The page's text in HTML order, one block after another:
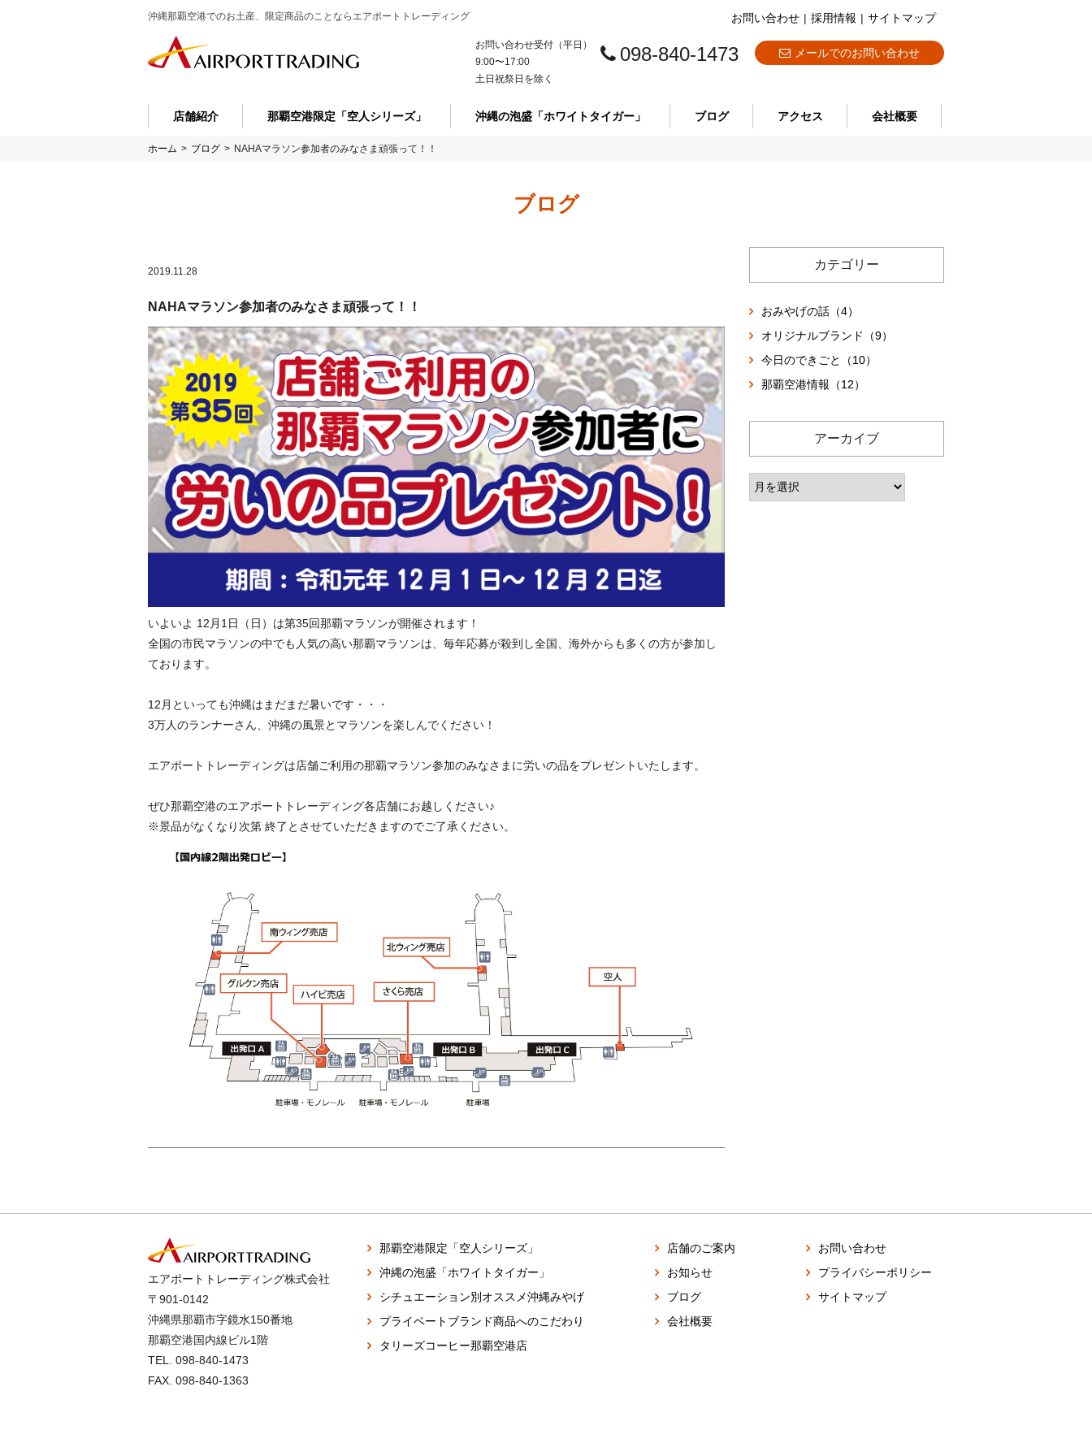
沖縄那覇空港でのお土産、限定商品のことなら エアポートトレーディング お問い合わせ | 採用情報 | サイトマップ
お問い合わせ受付（平日）
9:00〜17:00
土日祝祭日を除く
098-840-1473 メールでのお問い合わせ
店舗紹介 那覇空港限定「空人シリーズ」 沖縄の泡盛「ホワイトタイガー」 ブログ アクセス 会社概要
ホーム > ブログ > NAHAマラソン参加者のみなさま頑張って！！
ブログ
2019.11.28
NAHAマラソン参加者のみなさま頑張って！！
いよいよ 12月1日（日）は第35回那覇マラソンが開催されます！
全国の市民マラソンの中でも人気の高い那覇マラソンは、毎年応募が殺到し全国、海外からも多くの方が参加し
ております。
12月といっても沖縄はまだまだ暑いです・・・
3万人のランナーさん、沖縄の風景とマラソンを楽しんでください！
エアポートトレーディングは店舗ご利用の那覇マラソン参加のみなさまに労いの品をプレゼントいたします。
ぜひ那覇空港のエアポートトレーディング各店舗にお越しください♪
※景品がなくなり次第 終了とさせていただきますのでご了承ください。
カテゴリー
おみやげの話（4）
オリジナルブランド（9）
今日のできごと（10）
那覇空港情報（12）
アーカイブ
エアポートトレーディング株式会社
〒901-0142
沖縄県那覇市字鏡水150番地
那覇空港国内線ビル1階
TEL. 098-840-1473
FAX. 098-840-1363
那覇空港限定「空人シリーズ」
沖縄の泡盛「ホワイトタイガー」
シチュエーション別オススメ沖縄みやげ
プライベートブランド商品へのこだわり
タリーズコーヒー那覇空港店
店舗のご案内
お知らせ
ブログ
会社概要
お問い合わせ
プライバシーポリシー
サイトマップ